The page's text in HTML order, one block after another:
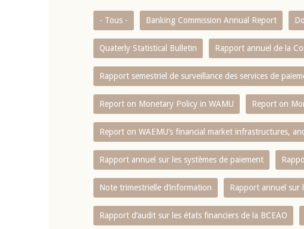
- Tous - Banking Commission Annual Report
Quaterly Statistical Bulletin Rapport annuel de la
Rapport semestriel de surveillance des services de
Report on Monetary Policy in WAMU Report on
Report on WAEMU’s financial market infrastructures,
Rapport annuel sur les systèmes de paiement
Note trimestrielle d‘information Rapport annuel sur
Rapport d‘audit sur les états financiers de la BCEAO